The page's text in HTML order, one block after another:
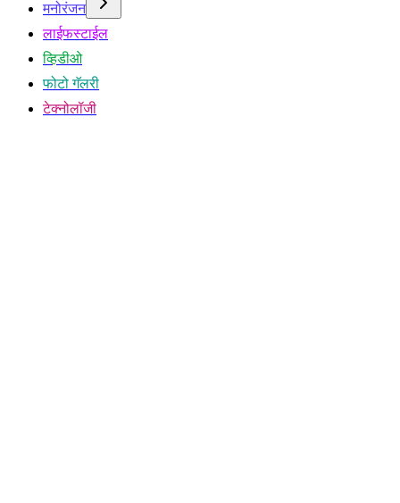
मनोरंजन
लाईफस्टाईल
व्हिडीओ
फोटो गॅलरी
टेक्नोलॉजी